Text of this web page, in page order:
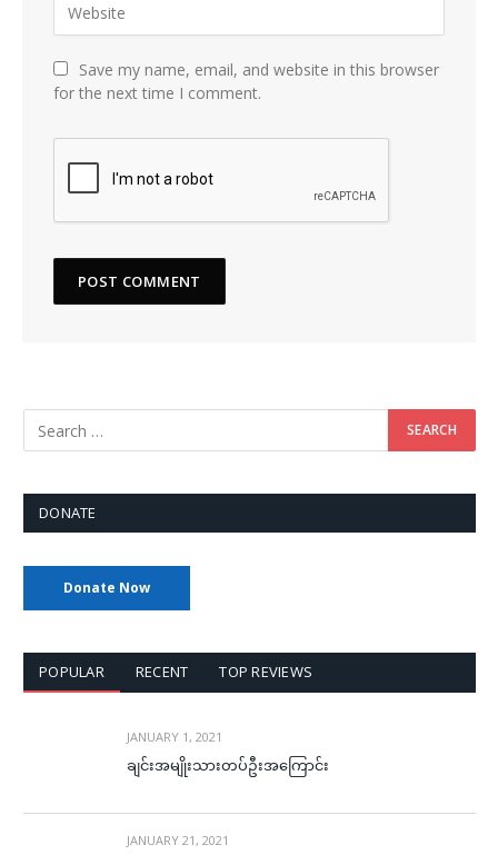
Save my name, email, and website in this browser
for the next time I comment.
DONATE
Donate Now
POPULAR RECENT TOP REVIEWS
JANUARY 1, 2021
ချင်းအမျိုးသားတပ်ဦးအကြောင်း
JANUARY 21, 2021